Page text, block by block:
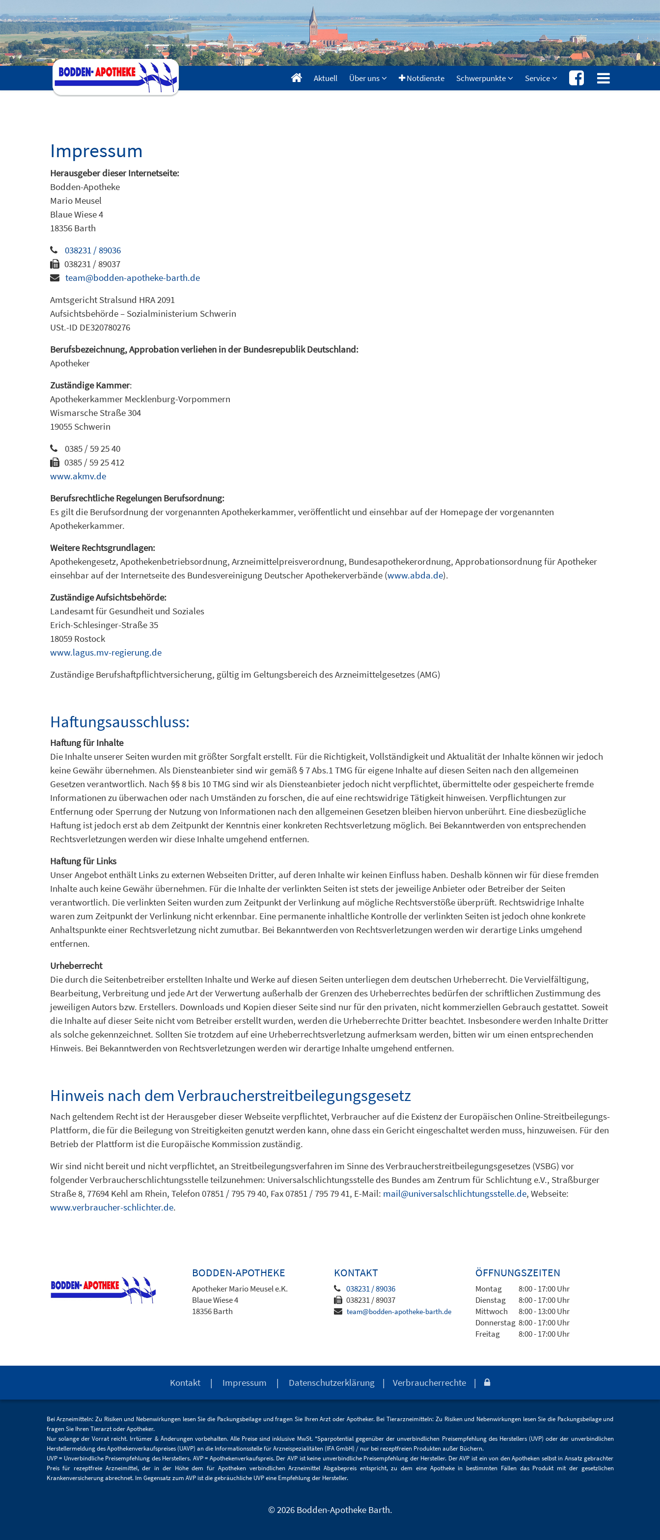
Aktuell Über uns Notdienste Schwerpunkte Service
Impressum
Herausgeber dieser Internetseite:
Bodden-Apotheke
Mario Meusel
Blaue Wiese 4
18356 Barth
038231 / 89036
038231 / 89037
team@bodden-apotheke-barth.de
Amtsgericht Stralsund HRA 2091
Aufsichtsbehörde – Sozialministerium Schwerin
USt.-ID DE320780276
Berufsbezeichnung, Approbation verliehen in der Bundesrepublik Deutschland:
Apotheker
Zuständige Kammer:
Apothekerkammer Mecklenburg-Vorpommern
Wismarsche Straße 304
19055 Schwerin
0385 / 59 25 40
0385 / 59 25 412
www.akmv.de
Berufsrechtliche Regelungen Berufsordnung:
Es gilt die Berufsordnung der vorgenannten Apothekerkammer, veröffentlicht und einsehbar auf der Homepage der vorgenannten
Apothekerkammer.
Weitere Rechtsgrundlagen:
Apothekengesetz, Apothekenbetriebsordnung, Arzneimittelpreisverordnung, Bundesapothekerordnung, Approbationsordnung für Apotheker
einsehbar auf der Internetseite des Bundesvereinigung Deutscher Apothekerverbände (www.abda.de).
Zuständige Aufsichtsbehörde:
Landesamt für Gesundheit und Soziales
Erich-Schlesinger-Straße 35
18059 Rostock
www.lagus.mv-regierung.de
Zuständige Berufshaftpflichtversicherung, gültig im Geltungsbereich des Arzneimittelgesetzes (AMG)
Haftungsausschluss:
Haftung für Inhalte
Die Inhalte unserer Seiten wurden mit größter Sorgfalt erstellt. Für die Richtigkeit, Vollständigkeit und Aktualität der Inhalte können wir jedoch
keine Gewähr übernehmen. Als Diensteanbieter sind wir gemäß § 7 Abs.1 TMG für eigene Inhalte auf diesen Seiten nach den allgemeinen
Gesetzen verantwortlich. Nach §§ 8 bis 10 TMG sind wir als Diensteanbieter jedoch nicht verpflichtet, übermittelte oder gespeicherte fremde
Informationen zu überwachen oder nach Umständen zu forschen, die auf eine rechtswidrige Tätigkeit hinweisen. Verpflichtungen zur
Entfernung oder Sperrung der Nutzung von Informationen nach den allgemeinen Gesetzen bleiben hiervon unberührt. Eine diesbezügliche
Haftung ist jedoch erst ab dem Zeitpunkt der Kenntnis einer konkreten Rechtsverletzung möglich. Bei Bekanntwerden von entsprechenden
Rechtsverletzungen werden wir diese Inhalte umgehend entfernen.
Haftung für Links
Unser Angebot enthält Links zu externen Webseiten Dritter, auf deren Inhalte wir keinen Einfluss haben. Deshalb können wir für diese fremden
Inhalte auch keine Gewähr übernehmen. Für die Inhalte der verlinkten Seiten ist stets der jeweilige Anbieter oder Betreiber der Seiten
verantwortlich. Die verlinkten Seiten wurden zum Zeitpunkt der Verlinkung auf mögliche Rechtsverstöße überprüft. Rechtswidrige Inhalte
waren zum Zeitpunkt der Verlinkung nicht erkennbar. Eine permanente inhaltliche Kontrolle der verlinkten Seiten ist jedoch ohne konkrete
Anhaltspunkte einer Rechtsverletzung nicht zumutbar. Bei Bekanntwerden von Rechtsverletzungen werden wir derartige Links umgehend
entfernen.
Urheberrecht
Die durch die Seitenbetreiber erstellten Inhalte und Werke auf diesen Seiten unterliegen dem deutschen Urheberrecht. Die Vervielfältigung,
Bearbeitung, Verbreitung und jede Art der Verwertung außerhalb der Grenzen des Urheberrechtes bedürfen der schriftlichen Zustimmung des
jeweiligen Autors bzw. Erstellers. Downloads und Kopien dieser Seite sind nur für den privaten, nicht kommerziellen Gebrauch gestattet. Soweit
die Inhalte auf dieser Seite nicht vom Betreiber erstellt wurden, werden die Urheberrechte Dritter beachtet. Insbesondere werden Inhalte Dritter
als solche gekennzeichnet. Sollten Sie trotzdem auf eine Urheberrechtsverletzung aufmerksam werden, bitten wir um einen entsprechenden
Hinweis. Bei Bekanntwerden von Rechtsverletzungen werden wir derartige Inhalte umgehend entfernen.
Hinweis nach dem Verbraucherstreitbeilegungsgesetz
Nach geltendem Recht ist der Herausgeber dieser Webseite verpflichtet, Verbraucher auf die Existenz der Europäischen Online-Streitbeilegungs-
Plattform, die für die Beilegung von Streitigkeiten genutzt werden kann, ohne dass ein Gericht eingeschaltet werden muss, hinzuweisen. Für den
Betrieb der Plattform ist die Europäische Kommission zuständig.
Wir sind nicht bereit und nicht verpflichtet, an Streitbeilegungsverfahren im Sinne des Verbraucherstreitbeilegungsgesetzes (VSBG) vor
folgender Verbraucherschlichtungsstelle teilzunehmen: Universalschlichtungsstelle des Bundes am Zentrum für Schlichtung e.V., Straßburger
Straße 8, 77694 Kehl am Rhein, Telefon 07851 / 795 79 40, Fax 07851 / 795 79 41, E-Mail: mail@universalschlichtungsstelle.de, Webseite:
www.verbraucher-schlichter.de.
BODDEN-APOTHEKE
Apotheker Mario Meusel e.K.
Blaue Wiese 4
18356 Barth
KONTAKT
038231 / 89036
038231 / 89037
team@bodden-apotheke-barth.de
ÖFFNUNGSZEITEN
Montag
8:00 - 17:00 Uhr
Dienstag
8:00 - 17:00 Uhr
Mittwoch
8:00 - 13:00 Uhr
Donnerstag8:00 - 17:00 Uhr
Freitag
8:00 - 17:00 Uhr
Kontakt | Impressum | Datenschutzerklärung | Verbraucherrechte | 
Bei Arzneimitteln: Zu Risiken und Nebenwirkungen lesen Sie die Packungsbeilage und fragen Sie Ihren Arzt oder Apotheker. Bei Tierarzneimitteln: Zu Risiken und Nebenwirkungen lesen Sie die Packungsbeilage und
fragen Sie Ihren Tierarzt oder Apotheker.
Nur solange der Vorrat reicht. Irrtümer & Änderungen vorbehalten. Alle Preise sind inklusive MwSt. *Sparpotential gegenüber der unverbindlichen Preisempfehlung des Herstellers (UVP) oder der unverbindlichen
Herstellermeldung des Apothekenverkaufspreises (UAVP) an die Informationsstelle für Arzneispezialitäten (IFA GmbH) / nur bei rezeptfreien Produkten außer Büchern.
UVP = Unverbindliche Preisempfehlung des Herstellers. AVP = Apothekenverkaufspreis. Der AVP ist keine unverbindliche Preisempfehlung der Hersteller. Der AVP ist ein von den Apotheken selbst in Ansatz gebrachter
Preis für rezeptfreie Arzneimittel, der in der Höhe dem für Apotheken verbindlichen Arzneimittel Abgabepreis entspricht, zu dem eine Apotheke in bestimmten Fällen das Produkt mit der gesetzlichen
Krankenversicherung abrechnet. Im Gegensatz zum AVP ist die gebräuchliche UVP eine Empfehlung der Hersteller.
© 2026 Bodden-Apotheke Barth.